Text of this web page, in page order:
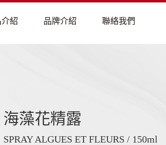
海藻花精露
SPRAY ALGUES ET FLEURS / 150ml